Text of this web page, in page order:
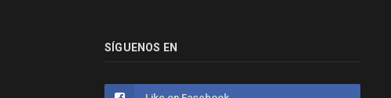
SÍGUENOS EN